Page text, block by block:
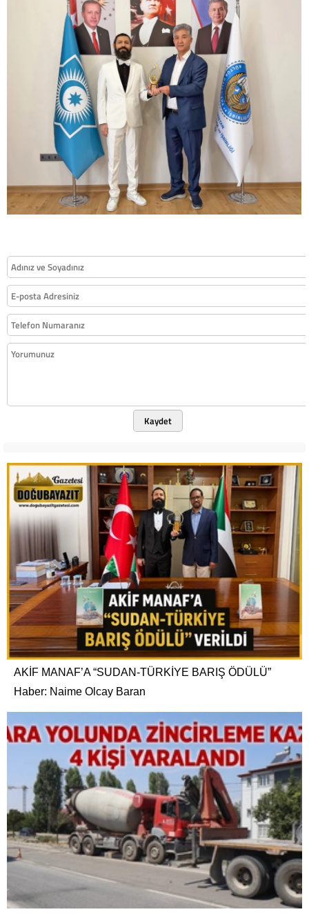
Kaydet
AKİF MANAF’A “SUDAN-TÜRKİYE BARIŞ ÖDÜLÜ”
Haber: Naime Olcay Baran